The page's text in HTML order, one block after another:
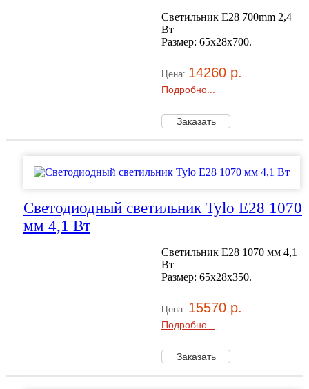
Светильник E28 700mm 2,4
Вт
Размер: 65x28x700.
Цена: 14260 р.
Подробно...
Светодиодный светильник Tylo E28 1070
мм 4,1 Вт
Светильник E28 1070 мм 4,1
Вт
Размер: 65x28x350.
Цена: 15570 р.
Подробно...